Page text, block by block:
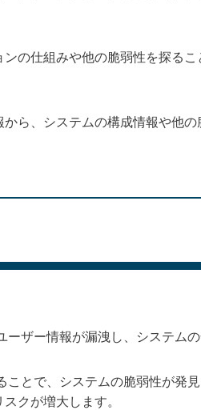
の仕組みや他の脆弱性を探るこ
ら、システムの構成情報や他の
ーザー情報が漏洩し、システム
ことで、システムの脆弱性が発見
クが増大します。